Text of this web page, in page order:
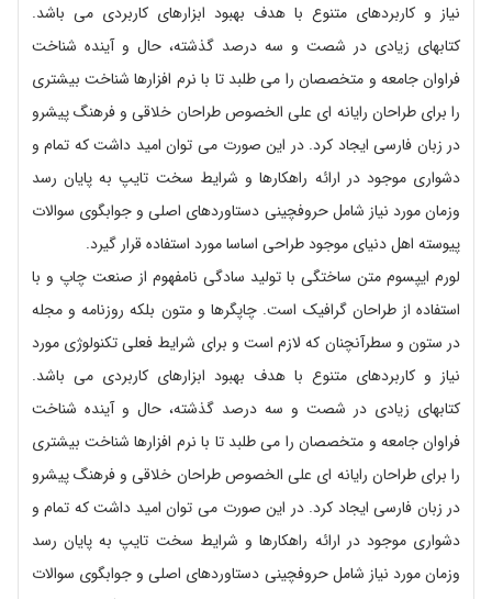
نیاز و کاربردهای متنوع با هدف بهبود ابزارهای کاربردی می باشد.
کتابهای زیادی در شصت و سه درصد گذشته، حال و آینده شناخت
فراوان جامعه و متخصصان را می طلبد تا با نرم افزارها شناخت بیشتری
را برای طراحان رایانه ای علی الخصوص طراحان خلاقی و فرهنگ پیشرو
در زبان فارسی ایجاد کرد. در این صورت می توان امید داشت که تمام و
دشواری موجود در ارائه راهکارها و شرایط سخت تایپ به پایان رسد
وزمان مورد نیاز شامل حروفچینی دستاوردهای اصلی و جوابگوی سوالات
پیوسته اهل دنیای موجود طراحی اساسا مورد استفاده قرار گیرد.
لورم ایپسوم متن ساختگی با تولید سادگی نامفهوم از صنعت چاپ و با
استفاده از طراحان گرافیک است. چاپگرها و متون بلکه روزنامه و مجله
در ستون و سطرآنچنان که لازم است و برای شرایط فعلی تکنولوژی مورد
نیاز و کاربردهای متنوع با هدف بهبود ابزارهای کاربردی می باشد.
کتابهای زیادی در شصت و سه درصد گذشته، حال و آینده شناخت
فراوان جامعه و متخصصان را می طلبد تا با نرم افزارها شناخت بیشتری
را برای طراحان رایانه ای علی الخصوص طراحان خلاقی و فرهنگ پیشرو
در زبان فارسی ایجاد کرد. در این صورت می توان امید داشت که تمام و
دشواری موجود در ارائه راهکارها و شرایط سخت تایپ به پایان رسد
وزمان مورد نیاز شامل حروفچینی دستاوردهای اصلی و جوابگوی سوالات